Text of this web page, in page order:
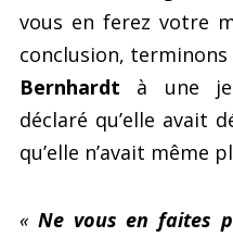
vous en ferez votre
conclusion,
Bernhardt à une
déclaré qu’elle avait
qu’elle n’avait même
« Ne vous en faites